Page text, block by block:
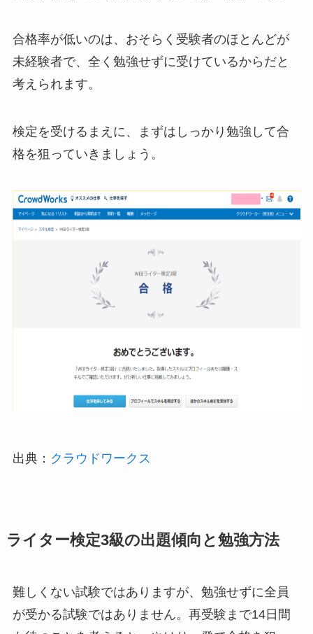
合格率が低いのは、おそらく受験者のほとんどが
未経験者で、全く勉強せずに受けているからだと
考えられます。
検定を受けるまえに、まずはしっかり勉強して合
格を狙っていきましょう。
出典： クラウドワークス
ライター検定3級の出題傾向と勉強方法
難しくない試験ではありますが、勉強せずに全員
が受かる試験ではありません。再受験まで14日間